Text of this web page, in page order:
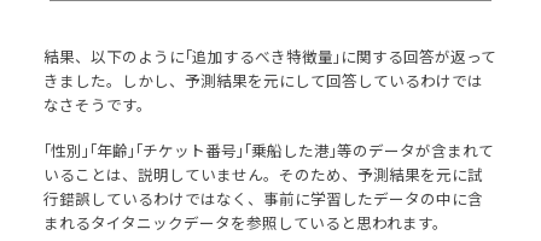
を計算してください。
3. 予測精度は、AUC_ROCを使って比較してくだ
さい。
ような特徴量を作るべきかを考えてください。
# 結果
実行ログを用いて、プロセスと推論結果を説明
してください。
結果、以下のように｢追加するべき特徴量｣に関する回答が返って
きました。しかし、予測結果を元にして回答しているわけでは
なさそうです。
｢性別｣｢年齢｣｢チケット番号｣｢乗船した港｣等のデータが含まれて
いることは、説明していません。そのため、予測結果を元に試
行錯誤しているわけではなく、事前に学習したデータの中に含
まれるタイタニックデータを参照していると思われます。